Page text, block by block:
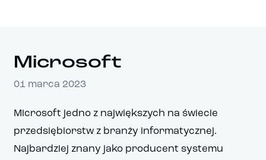
Microsoft
01 marca 2023
Microsoft jedno z największych na świecie
przedsiębiorstw z branży informatycznej.
Najbardziej znany jako producent systemu